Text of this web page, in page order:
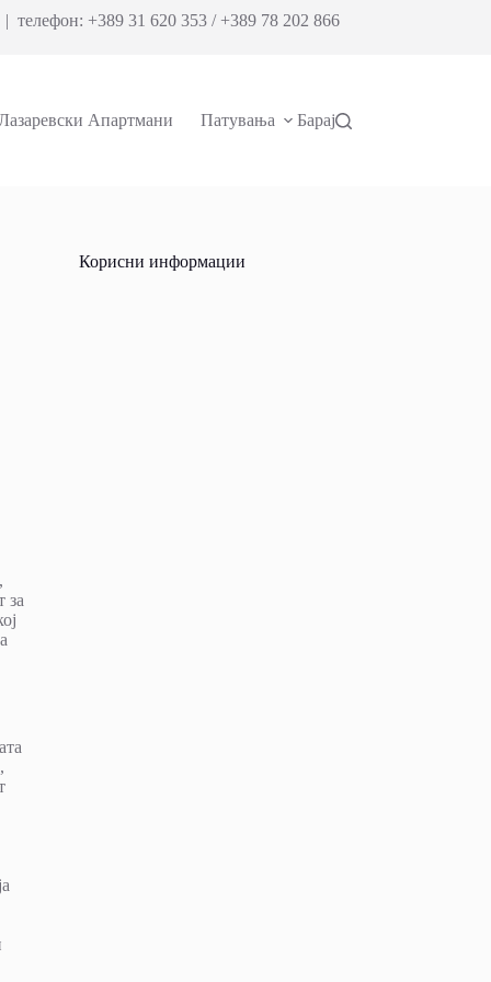
телефон: +389 31 620 353 / +389 78 202 866
Апартмани Патувања Барај
за
Корисни информации